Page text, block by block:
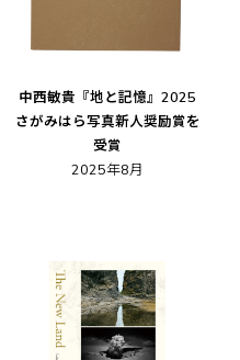
中西敏貴『地と記憶』2025
さがみはら写真新人奨励賞を
受賞
2025年8月